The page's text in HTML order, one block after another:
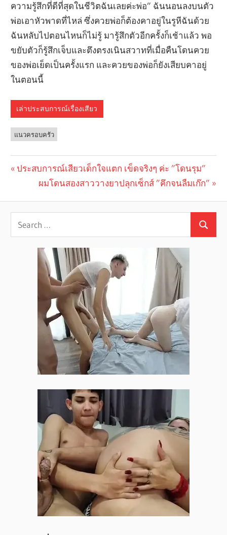
ความรู้สึกที่ดีที่สุดในชีวิตฉันเลยค่ะพ่อ” ฉันนอนลงบนตัว
พ่อเอาหัวพาดที่ไหล่ ซึ่งควยพ่อก็ต้องคาอยู่ในรูหีฉันด้วย
ฉันหลับไปตอนไหนก็ไม่รู้ มารู้สึกตัวอีกครั้งก็เช้าแล้ว พอ
ขยับตัวก็รู้สึกเจ็บและตึงตรงเนินสวาทที่เมื่อคืนโดนควย
ของพ่อเย็ดเป็นครั้งแรก และควยของพ่อก็ยังเสียบคาอยู่
ในตอนนี้
เล่าประสบการณ์เรื่องเสียว
แนวครอบครัว
navigation
Previous
ประสบการณ์เสียวเด็กใจแตก เข็ดจริงๆ ค่ะ ”โดนรุม”
Next
ผมโดนสองสาววางยาปลุกเซ็กส์ ”คึกจนลืมเก๊ก”